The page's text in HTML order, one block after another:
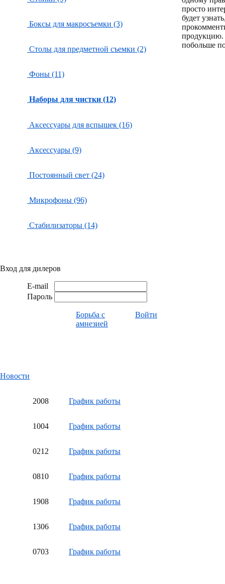
Боксы для макросъемки (3)
Столы для предметной съемки (2)
Фоны (11)
Наборы для чистки (12)
Аксессуары для вспышек (16)
Аксессуары (9)
Постоянный свет (24)
Микрофоны (96)
Стабилизаторы (14)
Вход для дилеров
E-mail
Пароль
Борьба с
амнезией
Войти
Новости
2008 График работы
1004 График работы
0212 График работы
0810 График работы
1908 График работы
1306 График работы
0703 График работы
просто
будет
продукцию.
побольше